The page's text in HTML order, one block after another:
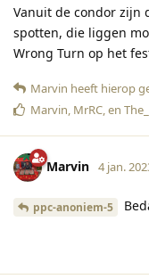
Vanuit de condor zijn
spotten, die liggen
Wrong Turn op het
Marvin heeft hierop
Marvin, MrRC, en
Marvin 4 jan.
ppc-anoniem-5